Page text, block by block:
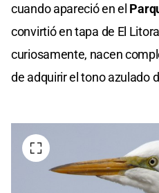
cuando apareció en el
convirtió en tapa de El
curiosamente, nacen
de adquirir el tono azulado